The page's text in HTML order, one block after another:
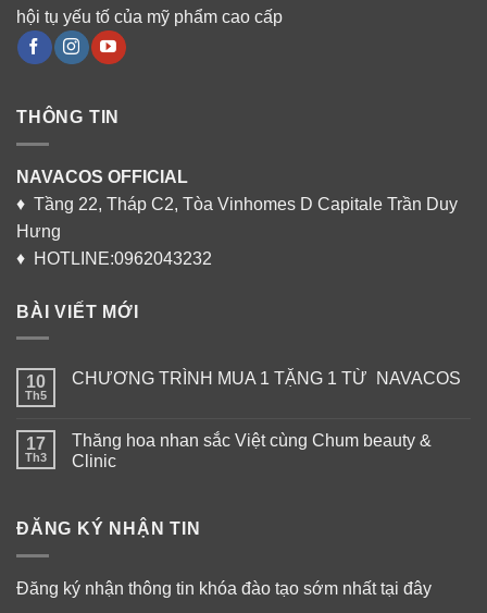
hội tụ yếu tố của mỹ phẩm cao cấp
THÔNG TIN
NAVACOS OFFICIAL
♦ Tầng 22, Tháp C2, Tòa Vinhomes D Capitale Trần Duy
Hưng
♦ HOTLINE:0962043232
BÀI VIẾT MỚI
10
Th5
CHƯƠNG TRÌNH MUA 1 TẶNG 1 TỪ NAVACOS
17
Th3
Thăng hoa nhan sắc Việt cùng Chum beauty &
Clinic
ĐĂNG KÝ NHẬN TIN
Đăng ký nhận thông tin khóa đào tạo sớm nhất tại đây